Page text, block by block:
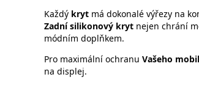
Každý kryt má dokonalé výřezy na
Zadní silikonový kryt nejen chrání
módním doplňkem.
Pro maximální ochranu Vašeho
na displej.